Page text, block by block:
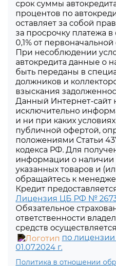
срок суммы
процентов по
оставляет за собой
за просрочку платежа
0,1% от
При несоблюдении
автокредита данные о
быть переданы в
должников и
взыскания
Данный Интернет-сайт
исключительно
и ни при каких
публичной офертой,
положениями Статьи
кодекса РФ. Для
информации о наличии
указанных товаров и
обращайтесь к
Кредит
Лицензия ЦБ РФ № 2673
Обязательное
ответственности
средств
по
01.07.2024 г.
Политика в отношении